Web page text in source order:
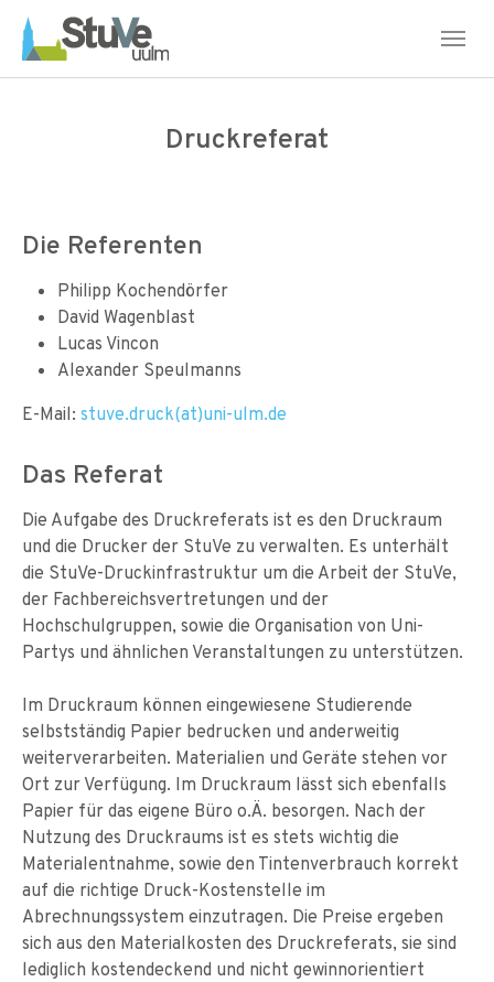
Skip to main navigation
Skip to main content
Skip to page footer
Druckreferat
Die Referenten
Philipp Kochendörfer
David Wagenblast
Lucas Vincon
Alexander Speulmanns
E-Mail: stuve.druck(at)uni-ulm.de
Das Referat
Die Aufgabe des Druckreferats ist es den Druckraum
und die Drucker der StuVe zu verwalten. Es unterhält
die StuVe-Druckinfrastruktur um die Arbeit der StuVe,
der Fachbereichsvertretungen und der
Hochschulgruppen, sowie die Organisation von Uni-
Partys und ähnlichen Veranstaltungen zu unterstützen.
Im Druckraum können eingewiesene Studierende
selbstständig Papier bedrucken und anderweitig
weiterverarbeiten. Materialien und Geräte stehen vor
Ort zur Verfügung. Im Druckraum lässt sich ebenfalls
Papier für das eigene Büro o.Ä. besorgen. Nach der
Nutzung des Druckraums ist es stets wichtig die
Materialentnahme, sowie den Tintenverbrauch korrekt
auf die richtige Druck-Kostenstelle im
Abrechnungssystem einzutragen. Die Preise ergeben
sich aus den Materialkosten des Druckreferats, sie sind
lediglich kostendeckend und nicht gewinnorientiert